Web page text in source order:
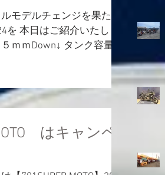
モデルチェンジを果たし
を 本日はご紹介いたしま
ｍｍDown↓ タンク容量は
から大幅アップ⤴ よりのり
を楽しめるモデルになっ
はキャンペ